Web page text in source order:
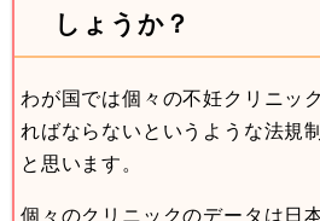
しょうか？
わが国では個々の不妊クリニッ
ればならないというような法規
と思います。
個々のクリニックのデータは日